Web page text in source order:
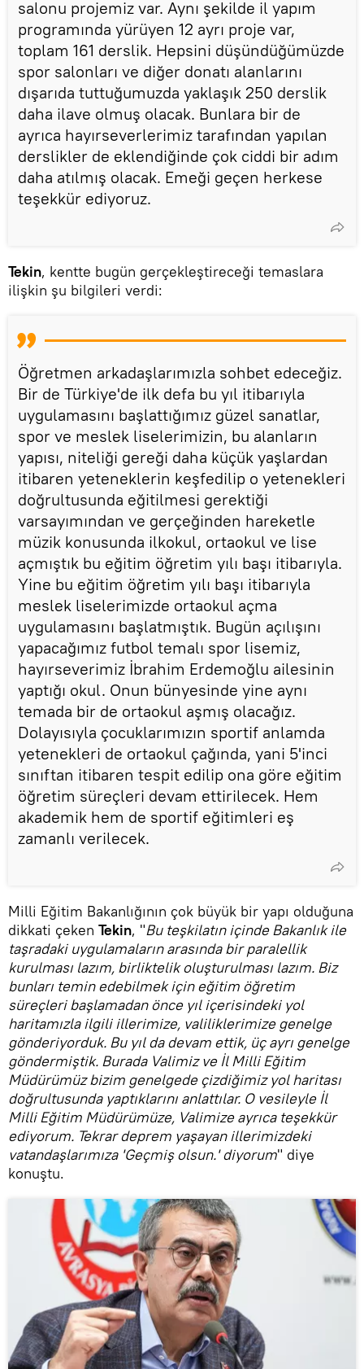
salonu projemiz var. Aynı şekilde il yapım
programında yürüyen 12 ayrı proje var,
toplam 161 derslik. Hepsini düşündüğümüzde
spor salonları ve diğer donatı alanlarını
dışarıda tuttuğumuzda yaklaşık 250 derslik
daha ilave olmuş olacak. Bunlara bir de
ayrıca hayırseverlerimiz tarafından yapılan
derslikler de eklendiğinde çok ciddi bir adım
daha atılmış olacak. Emeği geçen herkese
teşekkür ediyoruz.
Tekin, kentte bugün gerçekleştireceği temaslara
ilişkin şu bilgileri verdi:
Öğretmen arkadaşlarımızla sohbet edeceğiz.
Bir de Türkiye'de ilk defa bu yıl itibarıyla
uygulamasını başlattığımız güzel sanatlar,
spor ve meslek liselerimizin, bu alanların
yapısı, niteliği gereği daha küçük yaşlardan
itibaren yeteneklerin keşfedilip o yetenekleri
doğrultusunda eğitilmesi gerektiği
varsayımından ve gerçeğinden hareketle
müzik konusunda ilkokul, ortaokul ve lise
açmıştık bu eğitim öğretim yılı başı itibarıyla.
Yine bu eğitim öğretim yılı başı itibarıyla
meslek liselerimizde ortaokul açma
uygulamasını başlatmıştık. Bugün açılışını
yapacağımız futbol temalı spor lisemiz,
hayırseverimiz İbrahim Erdemoğlu ailesinin
yaptığı okul. Onun bünyesinde yine aynı
temada bir de ortaokul aşmış olacağız.
Dolayısıyla çocuklarımızın sportif anlamda
yetenekleri de ortaokul çağında, yani 5'inci
sınıftan itibaren tespit edilip ona göre eğitim
öğretim süreçleri devam ettirilecek. Hem
akademik hem de sportif eğitimleri eş
zamanlı verilecek.
Milli Eğitim Bakanlığının çok büyük bir yapı olduğuna
dikkati çeken Tekin, "Bu teşkilatın içinde Bakanlık ile
taşradaki uygulamaların arasında bir paralellik
kurulması lazım, birliktelik oluşturulması lazım. Biz
bunları temin edebilmek için eğitim öğretim
süreçleri başlamadan önce yıl içerisindeki yol
haritamızla ilgili illerimize, valiliklerimize genelge
gönderiyorduk. Bu yıl da devam ettik, üç ayrı genelge
göndermiştik. Burada Valimiz ve İl Milli Eğitim
Müdürümüz bizim genelgede çizdiğimiz yol haritası
doğrultusunda yaptıklarını anlattılar. O vesileyle İl
Milli Eğitim Müdürümüze, Valimize ayrıca teşekkür
ediyorum. Tekrar deprem yaşayan illerimizdeki
vatandaşlarımıza 'Geçmiş olsun.' diyorum" diye
konuştu.